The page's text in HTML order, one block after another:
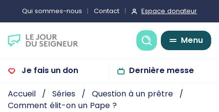
Qui sommes-nous Contact Espace donateur
Recherche
Menu
Je fais un don Dernière messe
Accueil Séries
Question à un prêtre
Comment élit-on un Pape ?